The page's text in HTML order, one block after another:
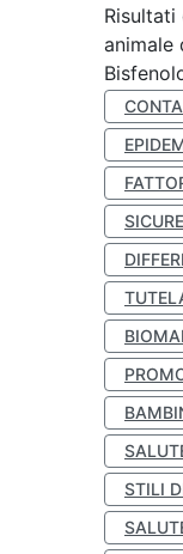
Risultati
animale
STILI